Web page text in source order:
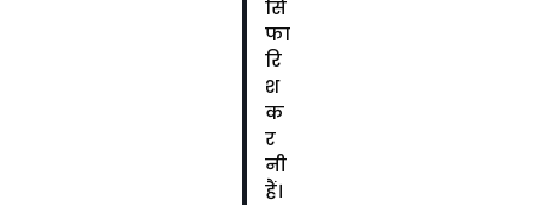
सि
फा
रि
श
क
र
नी
हैं।